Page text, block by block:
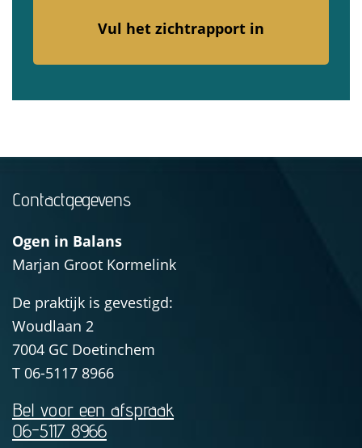
Vul het zichtrapport in
Contactgegevens
Ogen in Balans
Marjan Groot Kormelink
De praktijk is gevestigd:
Woudlaan 2
7004 GC Doetinchem
T 06-5117 8966
Bel voor een afspraak
06-5117 8966